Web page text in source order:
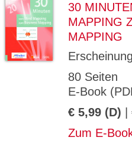
30
MAPPING
MAPPING
80 Seiten
E-Book
€ 5,99 (D)
Zum E-